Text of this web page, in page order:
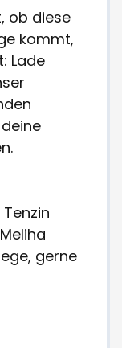
ob diese
kommt,
Lade
gerne